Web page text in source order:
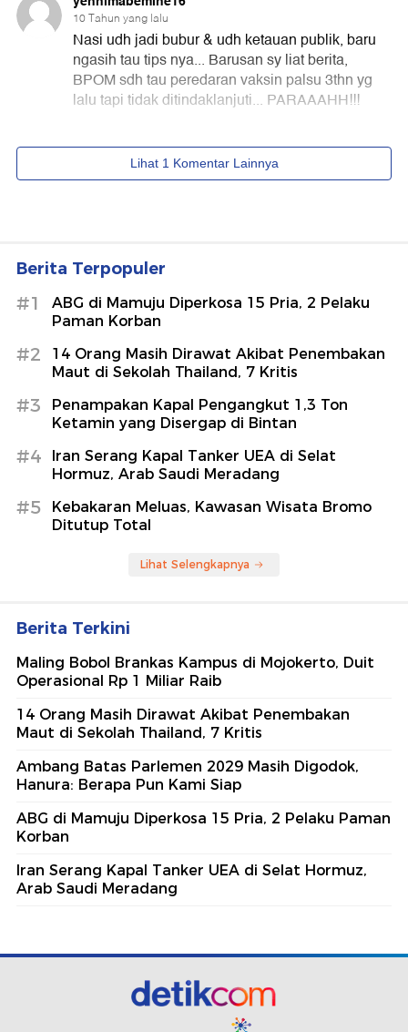
Berita Terpopuler
#1
ABG di Mamuju Diperkosa 15 Pria, 2 Pelaku
Paman Korban
#2
14 Orang Masih Dirawat Akibat Penembakan
Maut di Sekolah Thailand, 7 Kritis
#3
Penampakan Kapal Pengangkut 1,3 Ton
Ketamin yang Disergap di Bintan
#4
Iran Serang Kapal Tanker UEA di Selat
Hormuz, Arab Saudi Meradang
#5
Kebakaran Meluas, Kawasan Wisata Bromo
Ditutup Total
Lihat Selengkapnya
Berita Terkini
Maling Bobol Brankas Kampus di Mojokerto, Duit
Operasional Rp 1 Miliar Raib
14 Orang Masih Dirawat Akibat Penembakan
Maut di Sekolah Thailand, 7 Kritis
Ambang Batas Parlemen 2029 Masih Digodok,
Hanura: Berapa Pun Kami Siap
ABG di Mamuju Diperkosa 15 Pria, 2 Pelaku Paman
Korban
Iran Serang Kapal Tanker UEA di Selat Hormuz,
Arab Saudi Meradang